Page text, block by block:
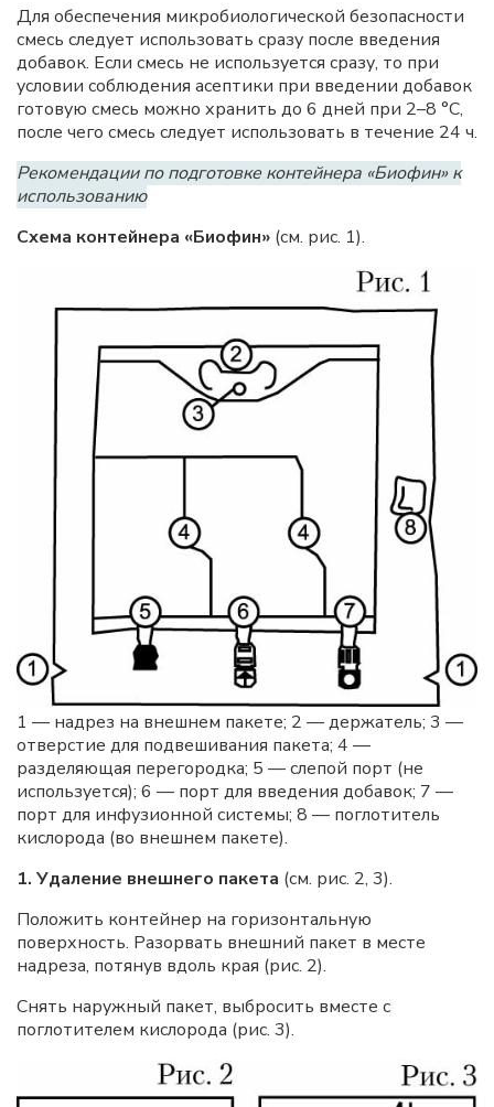
Для обеспечения микробиологической безопасности
смесь следует использовать сразу после введения
добавок. Если смесь не используется сразу, то при
условии соблюдения асептики при введении добавок
готовую смесь можно хранить до 6 дней при 2–8 °C,
после чего смесь следует использовать в течение 24 ч.
Рекомендации по подготовке контейнера «Биофин» к
использованию
Схема контейнера «Биофин» (см. рис. 1).
1 — надрез на внешнем пакете; 2 — держатель; 3 —
отверстие для подвешивания пакета; 4 —
разделяющая перегородка; 5 — слепой порт (не
используется); 6 — порт для введения добавок; 7 —
порт для инфузионной системы; 8 — поглотитель
кислорода (во внешнем пакете).
1. Удаление внешнего пакета (см. рис. 2, 3).
Положить контейнер на горизонтальную
поверхность. Разорвать внешний пакет в месте
надреза, потянув вдоль края (рис. 2).
Снять наружный пакет, выбросить вместе с
поглотителем кислорода (рис. 3).